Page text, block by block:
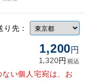
り先：
1,200円
1,320円 税込
い個人宅宛は、お